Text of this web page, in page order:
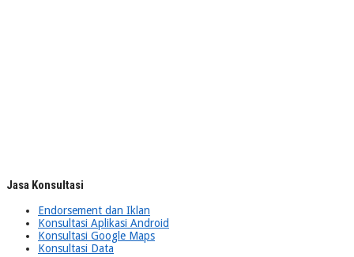
Jasa Konsultasi
Endorsement dan Iklan
Konsultasi Aplikasi Android
Konsultasi Google Maps
Konsultasi Data